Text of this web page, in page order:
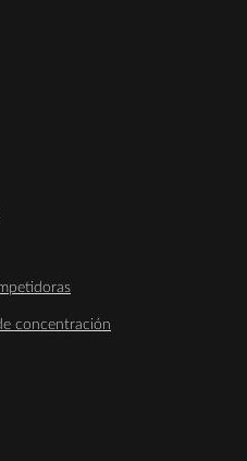
concentración